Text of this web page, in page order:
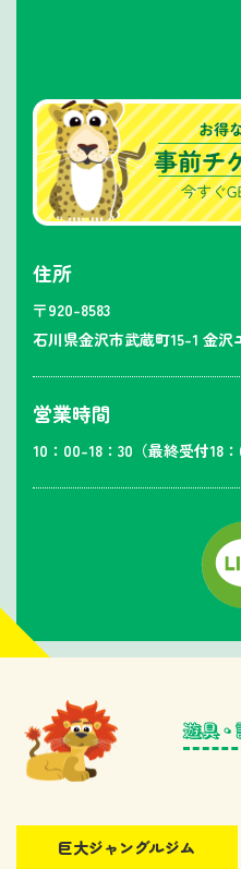
住所
〒920-8583
石川県金沢市武蔵町15-1 金沢
営業時間
10：00-18：30（最終受付18：
巨大ジャングルジム